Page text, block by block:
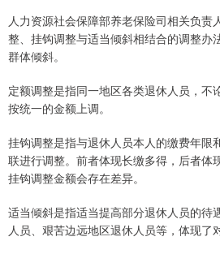
人力资源社会保障部养老保险司相关负责
整、挂钩调整与适当倾斜相结合的调整办
群体倾斜。
定额调整是指同一地区各类退休人员，不
按统一的金额上调。
挂钩调整是指与退休人员本人的缴费年限
联进行调整。前者体现长缴多得，后者体
挂钩调整金额会存在差异。
适当倾斜是指适当提高部分退休人员的待
人员、艰苦边远地区退休人员等，体现了